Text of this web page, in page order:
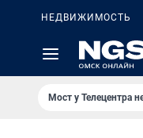
НЕДВИЖИМОСТЬ
Мост у Телецентра